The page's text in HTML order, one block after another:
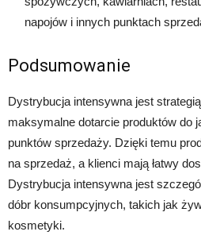
napojów i innych punktach
Podsumowanie
Dystrybucja intensywna jest
maksymalne dotarcie produktów do
punktów sprzedaży. Dzięki temu
na sprzedaż, a klienci mają łatwy
Dystrybucja intensywna jest
dóbr konsumpcyjnych, takich jak
kosmetyki.